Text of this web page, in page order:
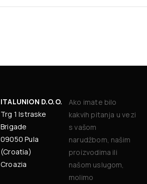
ITALUNION D.O.O.
Trg 1 Istraske
Brigade
09050 Pula
(Croatia)
Croazia
Ako imate bilo
kakvih pitanja u vezi
s vašom
narudžbom, našim
proizvodima ili
našom uslugom,
molimo